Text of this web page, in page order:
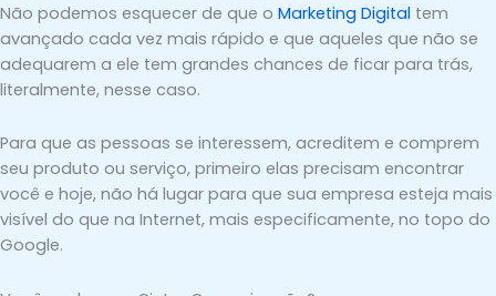
Não podemos esquecer de que o Marketing Digital tem
avançado cada vez mais rápido e que aqueles que não se
adequarem a ele tem grandes chances de ficar para trás,
literalmente, nesse caso.
Para que as pessoas se interessem, acreditem e comprem
seu produto ou serviço, primeiro elas precisam encontrar
você e hoje, não há lugar para que sua empresa esteja mais
visível do que na Internet, mais especificamente, no topo do
Google.